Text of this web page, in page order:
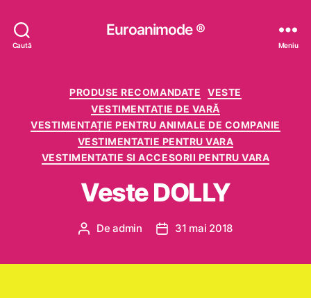
Caută
Euroanimode ®
Meniu
Categorii
PRODUSE RECOMANDATE
VESTE
VESTIMENTAŢIE DE VARĂ
VESTIMENTAȚIE PENTRU ANIMALE DE COMPANIE
VESTIMENTATIE PENTRU VARA
VESTIMENTATIE SI ACCESORII PENTRU VARA
Veste DOLLY
Autor
Deadmin
Dată31 mai 2018